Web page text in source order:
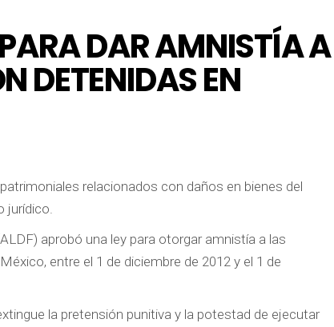
DAR AMNISTÍA A
DETENIDAS EN
relacionados con daños en bienes del
jurídico.
aprobó una ley para otorgar amnistía a las
entre el 1 de diciembre de 2012 y el 1 de
la pretensión punitiva y la potestad de ejecutar